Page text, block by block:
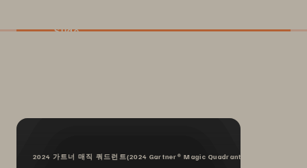
Slide
2024 가트너 매직 쿼드런트(2024 Gartner® Magic Quadrant™)